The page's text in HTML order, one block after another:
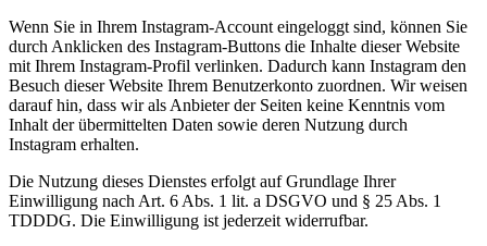
Wenn Sie in Ihrem Instagram-Account eingeloggt sind, können Sie
durch Anklicken des Instagram-Buttons die Inhalte dieser Website
mit Ihrem Instagram-Profil verlinken. Dadurch kann Instagram den
Besuch dieser Website Ihrem Benutzerkonto zuordnen. Wir weisen
darauf hin, dass wir als Anbieter der Seiten keine Kenntnis vom
Inhalt der übermittelten Daten sowie deren Nutzung durch
Instagram erhalten.
Die Nutzung dieses Dienstes erfolgt auf Grundlage Ihrer
Einwilligung nach Art. 6 Abs. 1 lit. a DSGVO und § 25 Abs. 1
TDDDG. Die Einwilligung ist jederzeit widerrufbar.